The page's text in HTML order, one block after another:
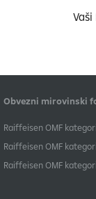
Obvezni mirovinski
​Raiffeisen OMF
Raiffeisen OMF
​Raiffeisen OMF